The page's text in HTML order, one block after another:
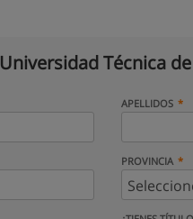
Universidad Técnica
APELLIDOS
PROVINCIA